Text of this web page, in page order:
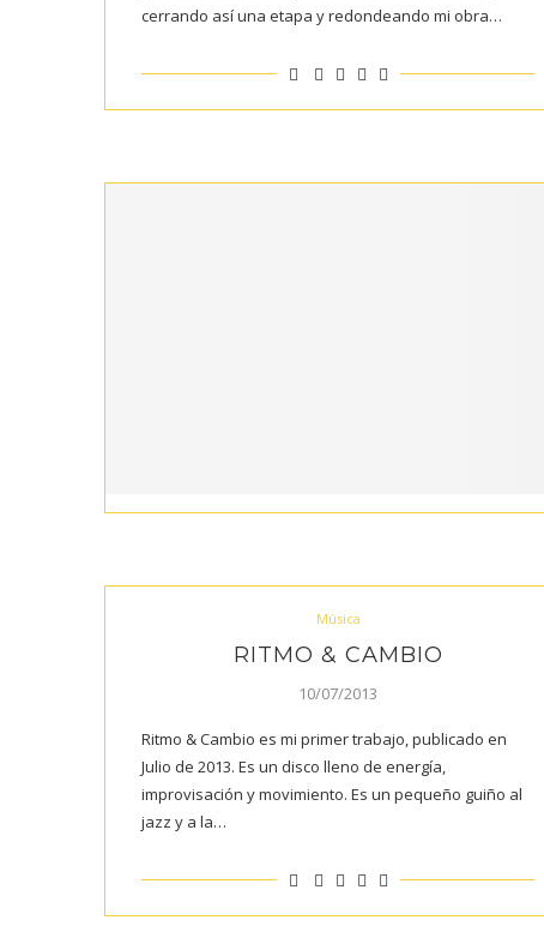
cerrando así una etapa y redondeando mi obra…
Música
RITMO & CAMBIO
10/07/2013
Ritmo & Cambio es mi primer trabajo, publicado en
Julio de 2013. Es un disco lleno de energía,
improvisación y movimiento. Es un pequeño guiño al
jazz y a la…